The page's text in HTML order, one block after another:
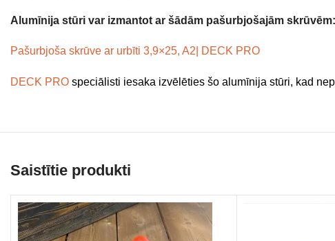
Alumīnija stūri var izmantot ar šādām pašurbjošajām skrūvēm:
Pašurbjoša skrūve ar urbīti 3,9×25, A2| DECK PRO
DECK PRO speciālisti iesaka izvēlēties šo alumīnija stūri, kad
Saistītie produkti